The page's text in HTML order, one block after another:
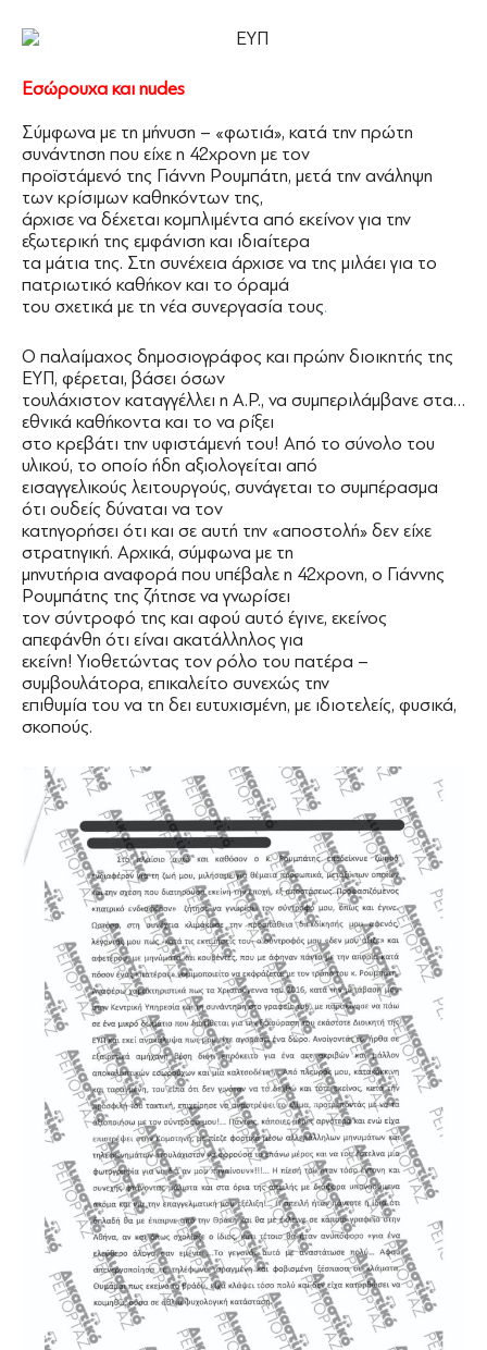
Εσώρουχα και nudes
Σύμφωνα με τη μήνυση – «φωτιά», κατά την πρώτη
συνάντηση που είχε η 42χρονη με τον
προϊστάμενό της Γιάννη Ρουμπάτη, μετά την ανάληψη
των κρίσιμων καθηκόντων της,
άρχισε να δέχεται κομπλιμέντα από εκείνον για την
εξωτερική της εμφάνιση και ιδιαίτερα
τα μάτια της. Στη συνέχεια άρχισε να της μιλάει για το
πατριωτικό καθήκον και το όραμά
του σχετικά με τη νέα συνεργασία τους.
Ο παλαίμαχος δημοσιογράφος και πρώην διοικητής της
ΕΥΠ, φέρεται, βάσει όσων
τουλάχιστον καταγγέλλει η Α.Ρ., να συμπεριλάμβανε στα…
εθνικά καθήκοντα και το να ρίξει
στο κρεβάτι την υφιστάμενή του! Από το σύνολο του
υλικού, το οποίο ήδη αξιολογείται από
εισαγγελικούς λειτουργούς, συνάγεται το συμπέρασμα
ότι ουδείς δύναται να τον
κατηγορήσει ότι και σε αυτή την «αποστολή» δεν είχε
στρατηγική. Αρχικά, σύμφωνα με τη
μηνυτήρια αναφορά που υπέβαλε η 42χρονη, ο Γιάννης
Ρουμπάτης της ζήτησε να γνωρίσει
τον σύντροφό της και αφού αυτό έγινε, εκείνος
απεφάνθη ότι είναι ακατάλληλος για
εκείνη! Υιοθετώντας τον ρόλο του πατέρα –
συμβουλάτορα, επικαλείτο συνεχώς την
επιθυμία του να τη δει ευτυχισμένη, με ιδιοτελείς, φυσικά,
σκοπούς.